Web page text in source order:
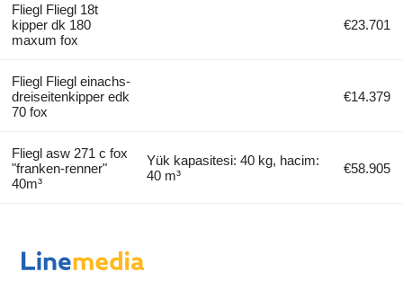
Fliegl Fliegl 18t
kipper dk 180
maxum fox
€23.701
Fliegl Fliegl einachs-
dreiseitenkipper edk
70 fox
€14.379
Fliegl asw 271 c fox
"franken-renner"
40m³
Yük kapasitesi: 40 kg, hacim:
40 m³
€58.905